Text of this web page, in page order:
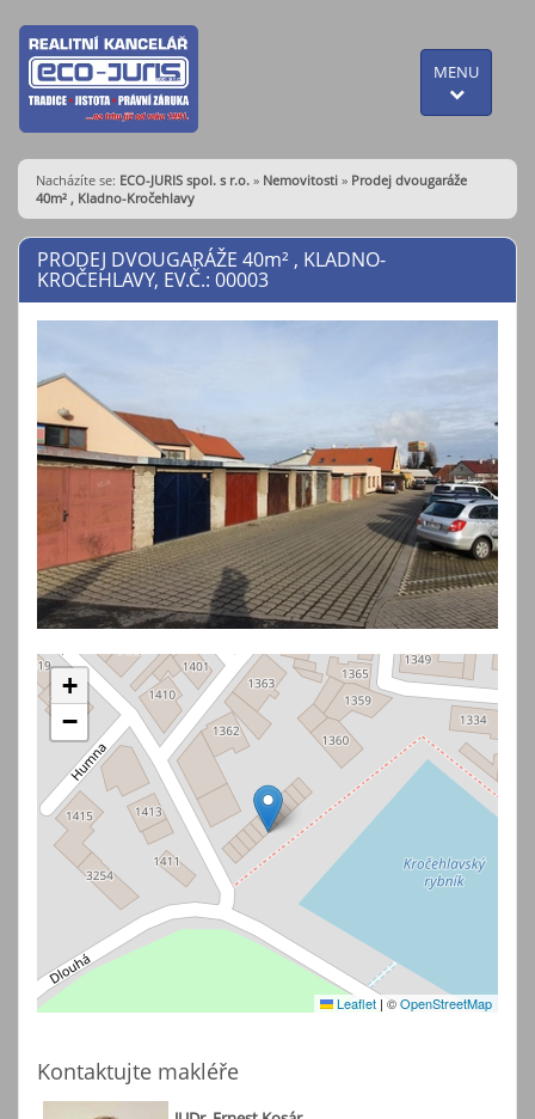
MENU
Nacházíte se: ECO-JURIS spol. s r.o. » Nemovitosti » Prodej dvougaráže
40m² , Kladno-Kročehlavy
PRODEJ DVOUGARÁŽE 40m² , KLADNO-
KROČEHLAVY, EV.Č.: 00003
+
−
Leaflet | ©OpenStreetMap
Kontaktujte makléře